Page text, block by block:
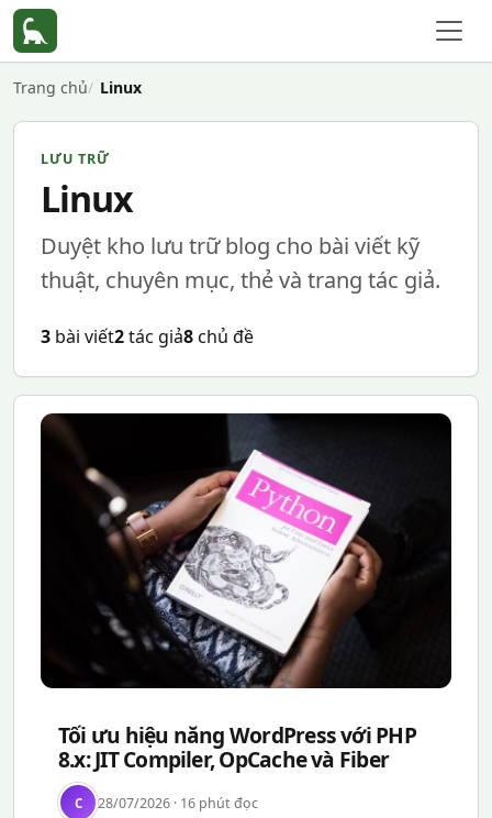
Trang chủ Linux
LƯU TRỮ
Linux
Duyệt kho lưu trữ blog cho bài viết kỹ
thuật, chuyên mục, thẻ và trang tác giả.
3 bài viết2tác giả8chủ đề
Tối ưu hiệu năng WordPress với PHP
8.x: JIT Compiler, OpCache và Fiber
C 28/07/2026 · 16 phút đọc